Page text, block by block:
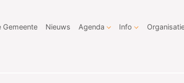
Gemeente Nieuws Agenda Info